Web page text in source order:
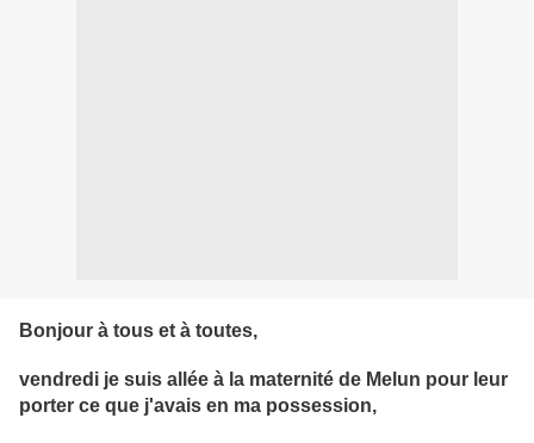
Bonjour à tous et à toutes,
vendredi je suis allée à la maternité de Melun pour leur
porter ce que j'avais en ma possession,